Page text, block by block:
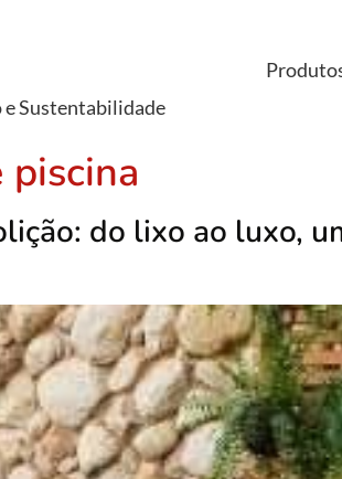
e Sustentabilidade
piscina
do lixo ao luxo,